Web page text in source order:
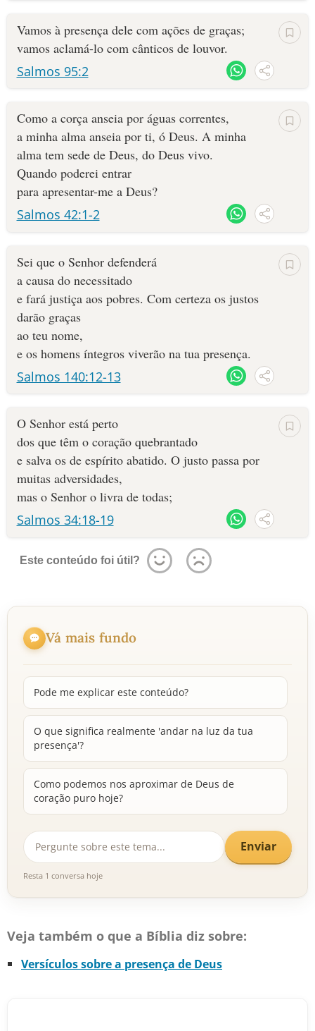
Vamos à presença dele com ações de graças;
vamos aclamá-lo com cânticos de louvor.
Salmos 95:2
Como a corça anseia por águas correntes,
a minha alma anseia por ti, ó Deus. A minha
alma tem sede de Deus, do Deus vivo.
Quando poderei entrar
para apresentar-me a Deus?
Salmos 42:1-2
Sei que o Senhor defenderá
a causa do necessitado
e fará justiça aos pobres. Com certeza os justos
darão graças
ao teu nome,
e os homens íntegros viverão na tua presença.
Salmos 140:12-13
O Senhor está perto
dos que têm o coração quebrantado
e salva os de espírito abatido. O justo passa por
muitas adversidades,
mas o Senhor o livra de todas;
Salmos 34:18-19
Este conteúdo foi útil?
Vá mais fundo
Pode me explicar este conteúdo?
O que significa realmente 'andar na luz da tua
presença'?
Como podemos nos aproximar de Deus de
coração puro hoje?
Enviar
Resta 1 conversa hoje
Veja também o que a Bíblia diz sobre:
Versículos sobre a presença de Deus